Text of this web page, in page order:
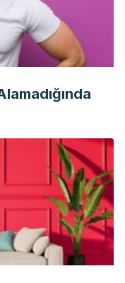
nocturnal
report.
Medicine
a cause of night
(6), 285–288.